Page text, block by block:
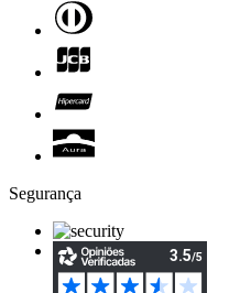
Segurança